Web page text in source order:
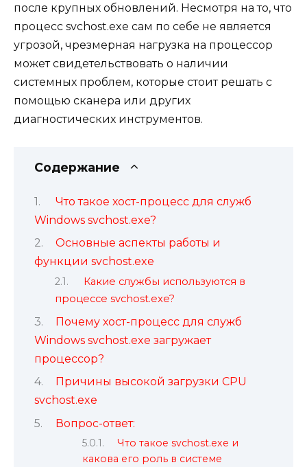
после крупных обновлений. Несмотря на то, что
процесс svchost.exe сам по себе не является
угрозой, чрезмерная нагрузка на процессор
может свидетельствовать о наличии
системных проблем, которые стоит решать с
помощью сканера или других
диагностических инструментов.
Содержание
Что такое хост-процесс для служб
Windows svchost.exe?
Основные аспекты работы и
функции svchost.exe
Какие службы используются в
процессе svchost.exe?
Почему хост-процесс для служб
Windows svchost.exe загружает
процессор?
Причины высокой загрузки CPU
svchost.exe
Вопрос-ответ:
Что такое svchost.exe и
какова его роль в системе